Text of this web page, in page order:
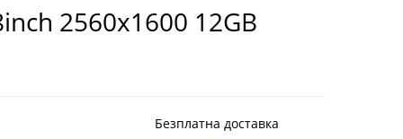
2560x1600 12GB
Безплатна доставка